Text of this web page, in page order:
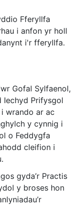
Fferyllfa
i anfon yr holl
i'r fferyllfa.
Gofal Sylfaenol,
Iechyd Prifysgol
wrando ar ac
y cynnig i
o Feddygfa
cleifion i
gyda’r Practis
y broses hon